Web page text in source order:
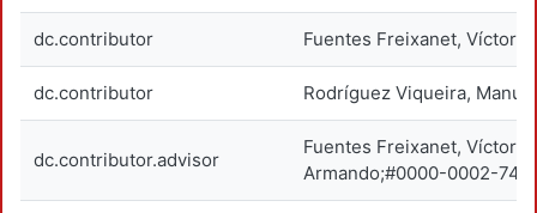
dc.contributor Fuentes Freixanet, Víctor
dc.contributor Rodríguez Viqueira,
dc.contributor.advisor
Fuentes Freixanet, Víctor
Armando;#0000-0002-